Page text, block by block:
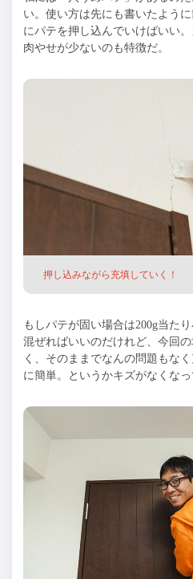
い。使い方は先にも書いたよう
にパテを押し込んでいけばいい
肉やせが少ないのも特徴だ。
押し込みながら充填していく！
もしパテが固い場合は200g当た
混ぜればいいのだけれど、今回
く、そのままでなんの問題もな
に簡単。というかキズがなくなっ